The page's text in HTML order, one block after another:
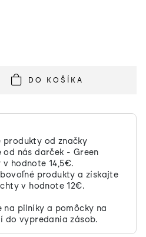
DO KOŠÍKA
produkty od značky
od nás darček - Green
hodnote 14,5€.
produkty a získajte
v hodnote 12€.
na pilníky a pomôcky na
do vypredania zásob.